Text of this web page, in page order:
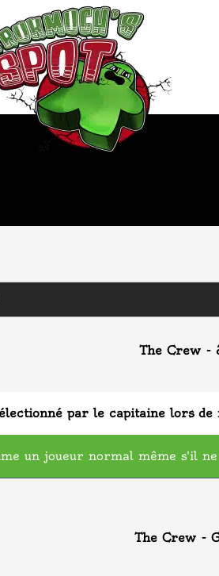
The Crew -
par le capitaine lors de
un joueur normal même s’il
The Crew -